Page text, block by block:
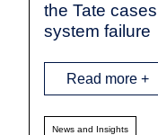
the Tate
system failure
Read more +
News and Insights